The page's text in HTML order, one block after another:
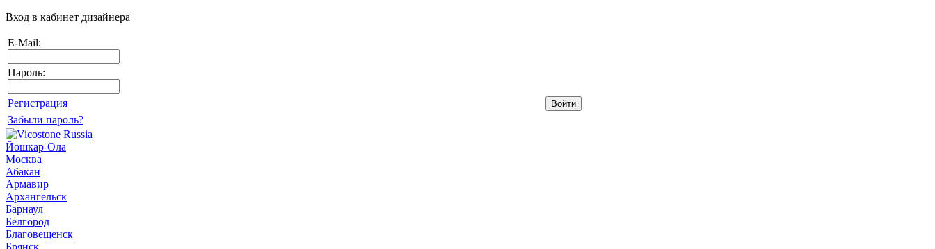
Вход в кабинет дизайнера
E-Mail:
Пароль:
Регистрация
Забыли пароль?
Йошкар-Ола
Москва
Абакан
Армавир
Архангельск
Барнаул
Белгород
Благовещенск
Брянск